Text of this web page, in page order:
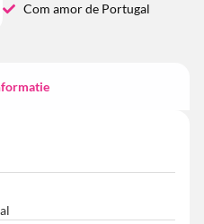
Com amor de Portugal